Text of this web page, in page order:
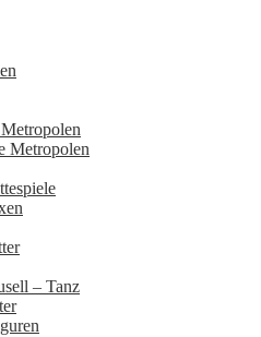
Metropolen
– Tanz